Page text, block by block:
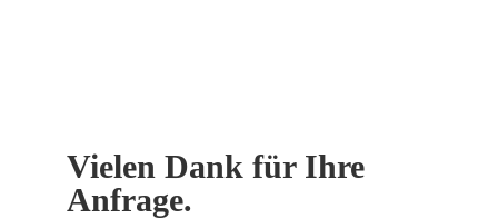
Vielen Dank für Ihre
Anfrage.